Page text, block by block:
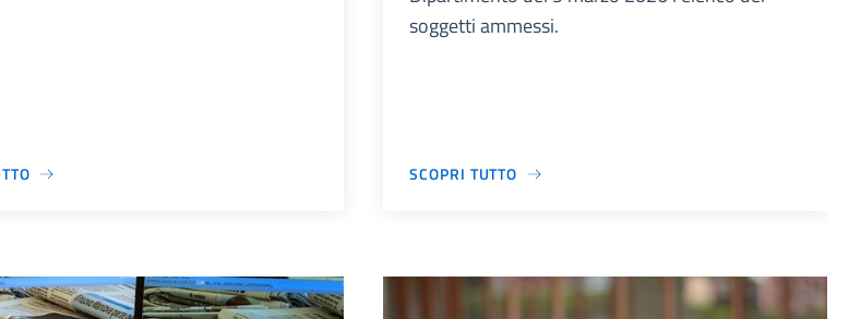
soggetti ammessi.
SCOPRI TUTTO